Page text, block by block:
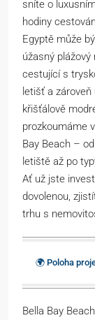
sníte o
hodiny
Egyptě může
úžasný
cestující s
letišť a
křišťálově
prozkoumáme
Bay Beach –
letiště až po
Ať už jste
dovolenou,
trhu s
🌍 Poloha
Bella Bay